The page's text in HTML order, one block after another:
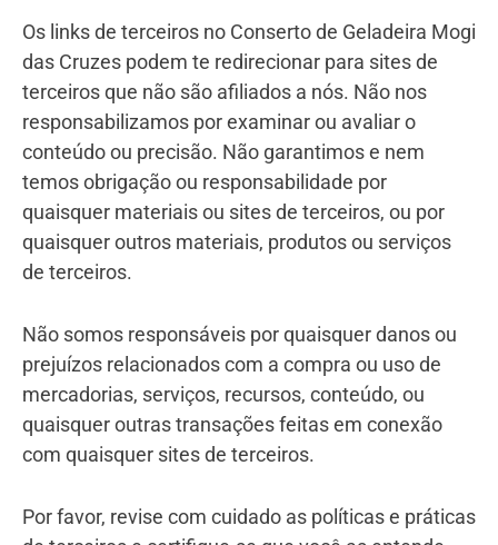
Os links de terceiros no Conserto de Geladeira Mogi
das Cruzes podem te redirecionar para sites de
terceiros que não são afiliados a nós. Não nos
responsabilizamos por examinar ou avaliar o
conteúdo ou precisão. Não garantimos e nem
temos obrigação ou responsabilidade por
quaisquer materiais ou sites de terceiros, ou por
quaisquer outros materiais, produtos ou serviços
de terceiros.
Não somos responsáveis por quaisquer danos ou
prejuízos relacionados com a compra ou uso de
mercadorias, serviços, recursos, conteúdo, ou
quaisquer outras transações feitas em conexão
com quaisquer sites de terceiros.
Por favor, revise com cuidado as políticas e práticas